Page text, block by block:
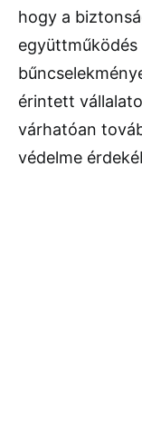
hogy a
együttműködés
érintett
várhatóan
védelme